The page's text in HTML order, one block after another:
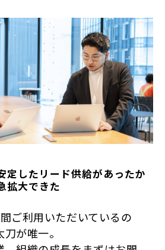
したリード供給があったか
拡大できた
ご利用いただいているの
が唯一。